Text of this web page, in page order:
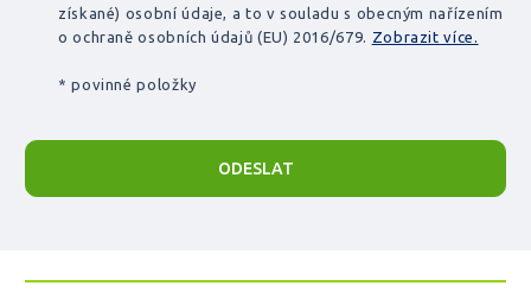
získané) osobní údaje, a to v souladu s obecným nařízením
o ochraně osobních údajů (EU) 2016/679. Zobrazit více.
* povinné položky
ODESLAT